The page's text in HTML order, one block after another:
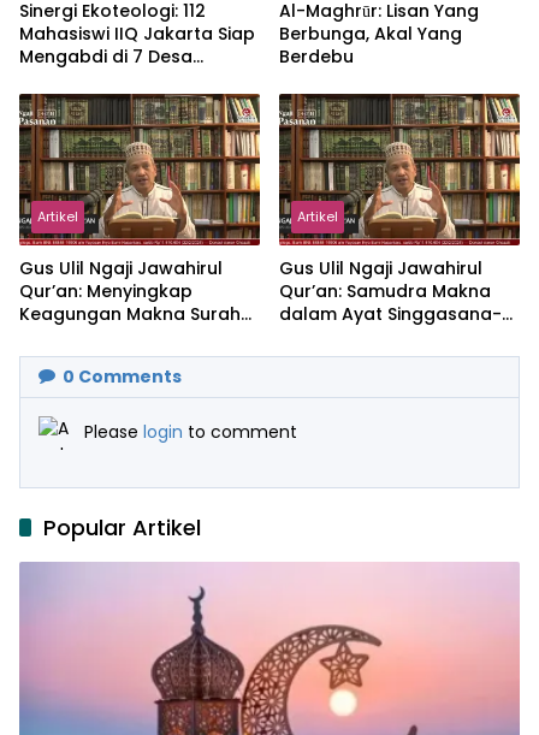
‎Sinergi Ekoteologi: 112
Mahasiswi IIQ Jakarta Siap
Mengabdi di 7 Desa
Al-Maghrūr: Lisan Yang
Berbunga, Akal Yang
Berdebu
Artikel
Gus Ulil Ngaji Jawahirul
Qur’an: Menyingkap
Keagungan Makna Surah
Artikel
Gus Ulil Ngaji Jawahirul
Qur’an: Samudra Makna
dalam Ayat Singgasana-
0 Comments
Please login to comment
Popular Artikel